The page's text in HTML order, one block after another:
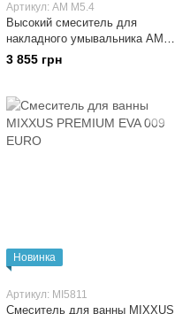
Артикул: AM M5.4
Высокий смеситель для
накладного умывальника AM
M5.4
3 855 грн
Новинка
Артикул: MI5811
Смеситель для ванны MIXXUS